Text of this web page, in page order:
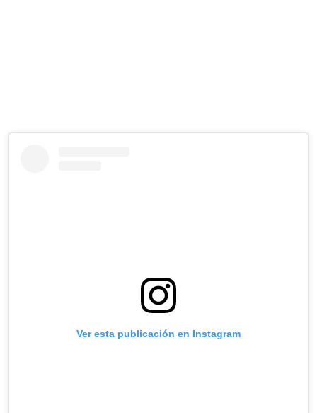
Ver esta publicación en Instagram